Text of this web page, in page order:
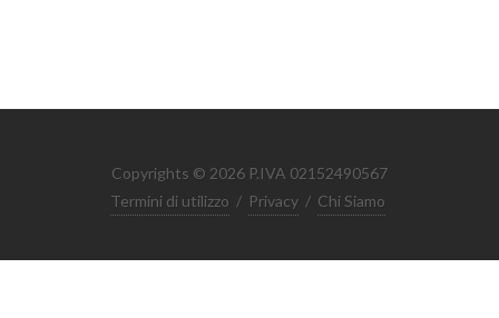
Copyrights © 2026 P.IVA 02152490567
Termini di utilizzo / Privacy / Chi Siamo